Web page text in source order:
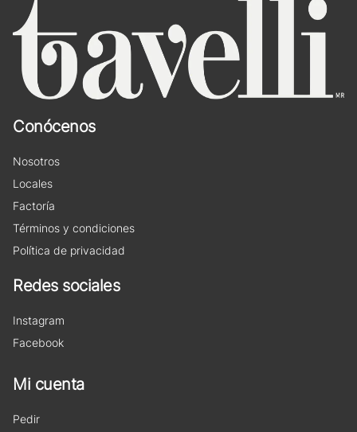
Conócenos
Nosotros
Locales
Factoría
Términos y condiciones
Política de privacidad
Redes sociales
Instagram
Facebook
Mi cuenta
Pedir